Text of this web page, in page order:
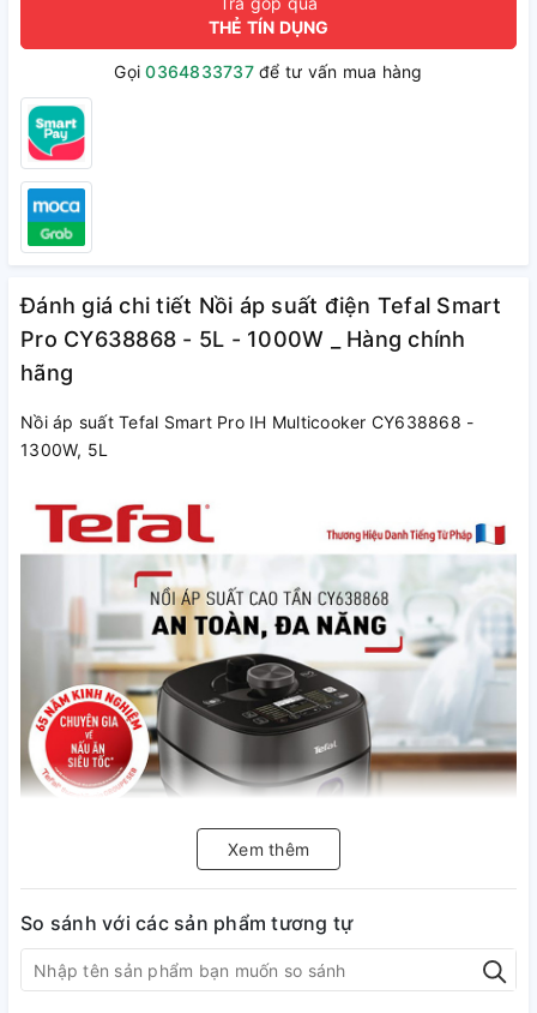
THẺ TÍN DỤNG
Gọi0364833737để tư vấn mua hàng
Đánh giá chi tiết Nồi áp suất điện Tefal Smart
Pro CY638868 - 5L - 1000W _ Hàng chính
hãng
Nồi áp suất Tefal Smart Pro IH Multicooker CY638868 -
1300W, 5L
Xem thêm
So sánh với các sản phẩm tương tự